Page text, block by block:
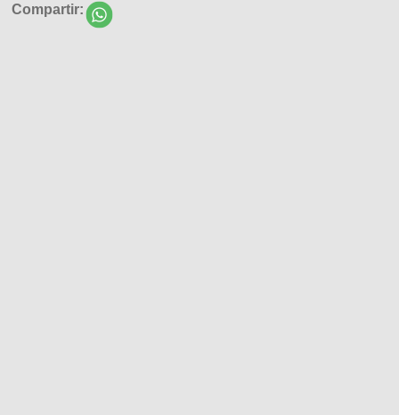
Compartir: